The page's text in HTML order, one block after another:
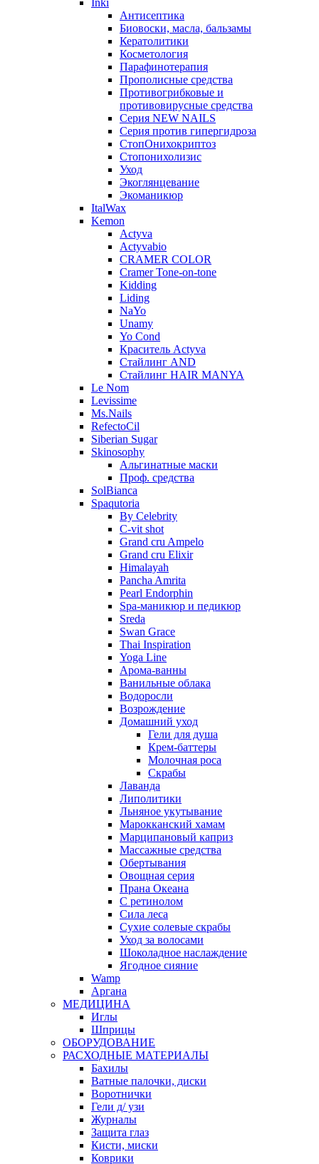
Inki
Антисептика
Биовоски, масла, бальзамы
Кератолитики
Косметология
Парафинотерапия
Прополисные средства
Противогрибковые и
противовирусные средства
Серия NEW NAILS
Серия против гипергидроза
СтопОнихокриптоз
Стопонихолизис
Уход
Экоглянцевание
Экоманикюр
ItalWax
Kemon
Actyva
Actyvabio
CRAMER COLOR
Cramer Tone-on-tone
Kidding
Liding
NaYo
Unamy
Yo Cond
Краситель Actyva
Стайлинг AND
Стайлинг HAIR MANYA
Le Nom
Levissime
Ms.Nails
RefectoCil
Siberian Sugar
Skinosophy
Альгинатные маски
Проф. средства
SolBianca
Spaqutoria
By Celebrity
C-vit shot
Grand cru Ampelo
Grand сru Elixir
Himalayah
Pancha Amrita
Pearl Endorphin
Spa-маникюр и педикюр
Sreda
Swan Grace
Thai Inspiration
Yoga Line
Арома-ванны
Ванильные облака
Водоросли
Возрождение
Домашний уход
Гели для душа
Крем-баттеры
Молочная роса
Скрабы
Лаванда
Липолитики
Льняное укутывание
Марокканский хамам
Марципановый каприз
Массажные средства
Обертывания
Овощная серия
Прана Океана
С ретинолом
Сила леса
Сухие солевые скрабы
Уход за волосами
Шоколадное наслаждение
Ягодное сияние
Wamp
Аргана
МЕДИЦИНА
Иглы
Шприцы
ОБОРУДОВАНИЕ
РАСХОДНЫЕ МАТЕРИАЛЫ
Бахилы
Ватные палочки, диски
Воротнички
Гели д/ узи
Журналы
Защита глаз
Кисти, миски
Коврики